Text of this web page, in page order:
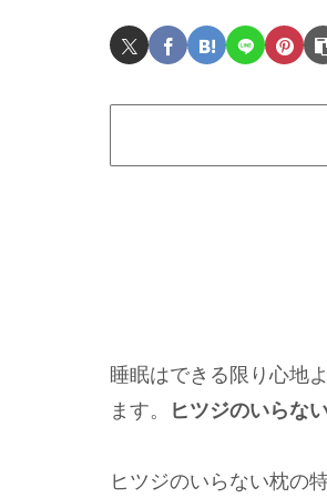
睡眠はできる限り心地
ます。
ヒツジのいらな
ヒツジのいらない枕の